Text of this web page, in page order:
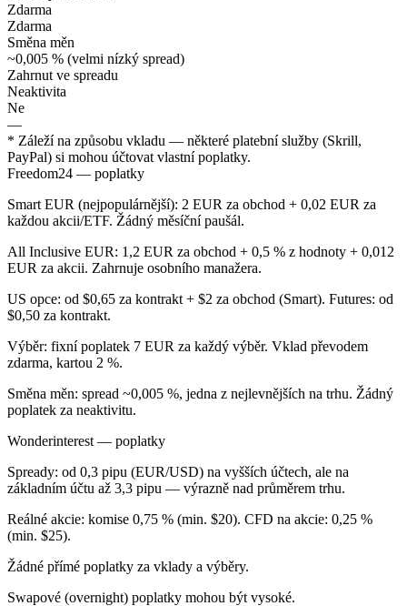
Zdarma
Zdarma
Směna měn
~0,005 % (velmi nízký spread)
Zahrnut ve spreadu
Neaktivita
Ne
—
* Záleží na způsobu vkladu — některé platební služby (Skrill,
PayPal) si mohou účtovat vlastní poplatky.
Freedom24 — poplatky
Smart EUR (nejpopulárnější): 2 EUR za obchod + 0,02 EUR za
každou akcii/ETF. Žádný měsíční paušál.
All Inclusive EUR: 1,2 EUR za obchod + 0,5 % z hodnoty + 0,012
EUR za akcii. Zahrnuje osobního manažera.
US opce: od $0,65 za kontrakt + $2 za obchod (Smart). Futures: od
$0,50 za kontrakt.
Výběr: fixní poplatek 7 EUR za každý výběr. Vklad převodem
zdarma, kartou 2 %.
Směna měn: spread ~0,005 %, jedna z nejlevnějších na trhu. Žádný
poplatek za neaktivitu.
Wonderinterest — poplatky
Spready: od 0,3 pipu (EUR/USD) na vyšších účtech, ale na
základním účtu až 3,3 pipu — výrazně nad průměrem trhu.
Reálné akcie: komise 0,75 % (min. $20). CFD na akcie: 0,25 %
(min. $25).
Žádné přímé poplatky za vklady a výběry.
Swapové (overnight) poplatky mohou být vysoké.